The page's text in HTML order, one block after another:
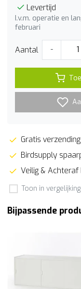
Levertijd
I.v.m. operatie en
februari
Aantal -
Gratis
Birdsupply
Veilig &
Toon in vergelijking
Bijpassende